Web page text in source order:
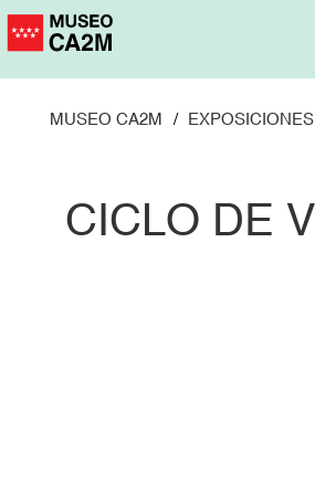
Pasar
MUSEO CA2M EXPOSICIONES
CICLO DE